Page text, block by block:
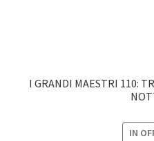
I GRANDI MAESTRI 110:
IN